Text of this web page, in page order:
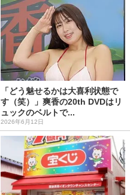
「どう魅せるかは大喜利状態で
す（笑）」爽香の20th DVDはリ
ュックのベルトで...
2026年6月12日